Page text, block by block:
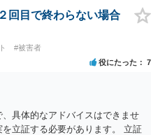
回目で終わらない場合
#被害者
役にたった 7
具体的なアドバイスはできませ
立証する必要があります。 立証